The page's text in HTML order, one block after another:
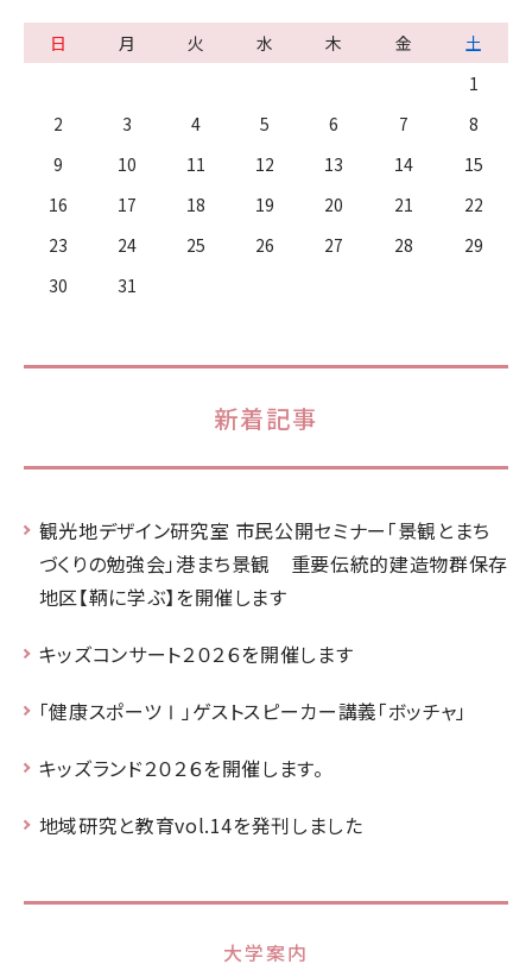
日 月 火 水 木 金
土
1
2
3 4 5 6 7
8
9
10 11 12 13 14
15
16
17 18 19 20 21
22
23
24 25 26 27 28
29
30
31
新着記事
観光地デザイン研究室 市民公開セミナー「景観とまち
づくりの勉強会」港まち景観 重要伝統的建造物群保存
地区【鞆に学ぶ】を開催します
キッズコンサート２０２６を開催します
「健康スポーツⅠ」ゲストスピーカー講義「ボッチャ」
キッズランド２０２６を開催します。
地域研究と教育vol.14を発刊しました
大学案内